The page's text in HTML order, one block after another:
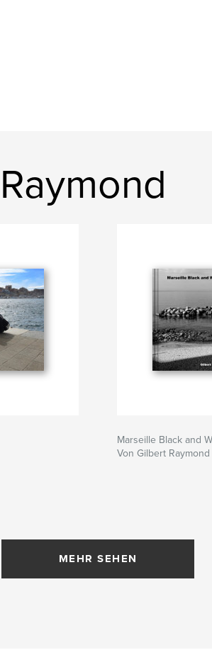
Marseille Black and
Von Gilbert Raymond
MEHR SEHEN